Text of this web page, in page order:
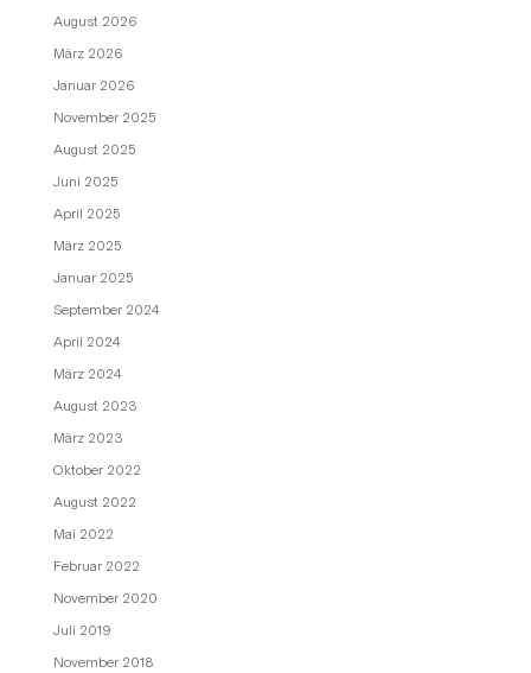
August 2026
März 2026
Januar 2026
November 2025
August 2025
Juni 2025
April 2025
März 2025
Januar 2025
September 2024
April 2024
März 2024
August 2023
März 2023
Oktober 2022
August 2022
Mai 2022
Februar 2022
November 2020
Juli 2019
November 2018